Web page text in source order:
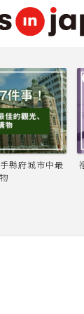
旅行
福岡溫泉指南｜日